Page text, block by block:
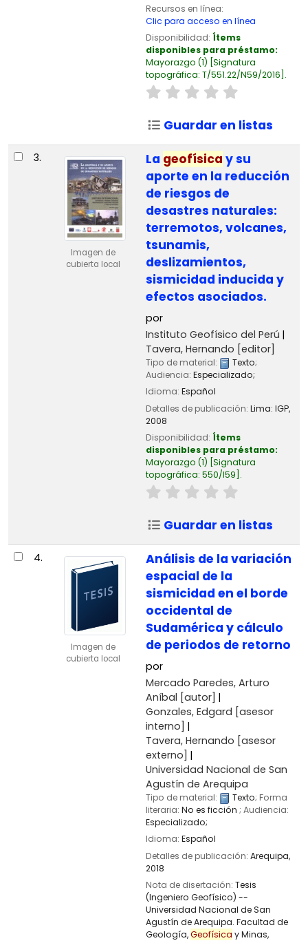
Recursos en línea:
Clic para acceso en línea
Disponibilidad: Ítems
disponibles para préstamo:
Mayorazgo (1) Signatura
topográfica: T/551.22/N59/2016 .
Guardar en listas
3.
Imagen de
cubierta local
La geofísica y su
aporte en la reducción
de riesgos de
desastres naturales:
terremotos, volcanes,
tsunamis,
deslizamientos,
sismicidad inducida y
efectos asociados.
por
Instituto Geofísico del Perú
Tavera, Hernando [editor]
Tipo de material: Texto;
Audiencia: Especializado;
Idioma: Español
Detalles de publicación: Lima: IGP,
2008
Disponibilidad: Ítems
disponibles para préstamo:
Mayorazgo (1) Signatura
topográfica: 550/I59 .
Guardar en listas
4.
Imagen de
cubierta local
Análisis de la variación
espacial de la
sismicidad en el borde
occidental de
Sudamérica y cálculo
de periodos de retorno
por
Mercado Paredes, Arturo
Aníbal [autor]
Gonzales, Edgard [asesor
interno]
Tavera, Hernando [asesor
externo]
Universidad Nacional de San
Agustín de Arequipa
Tipo de material: Texto; Forma
literaria: No es ficción ; Audiencia:
Especializado;
Idioma: Español
Detalles de publicación: Arequipa,
2018
Nota de disertación: Tesis
(Ingeniero Geofísico) --
Universidad Nacional de San
Agustín de Arequipa. Facultad de
Geología,Geofísica y Minas,